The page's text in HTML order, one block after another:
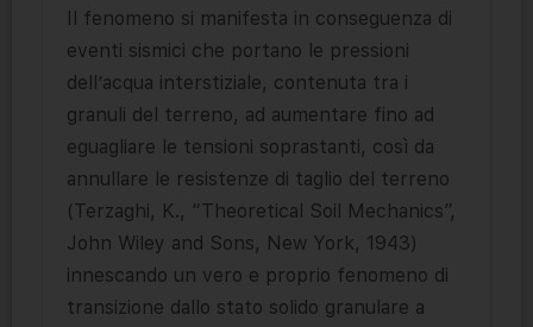
Il fenomeno si manifesta in conseguenza di
eventi sismici che portano le pressioni
dell’acqua interstiziale, contenuta tra i
granuli del terreno, ad aumentare fino ad
eguagliare le tensioni soprastanti, così da
annullare le resistenze di taglio del terreno
(Terzaghi, K., “Theoretical Soil Mechanics”,
John Wiley and Sons, New York, 1943)
innescando un vero e proprio fenomeno di
transizione dallo stato solido granulare a